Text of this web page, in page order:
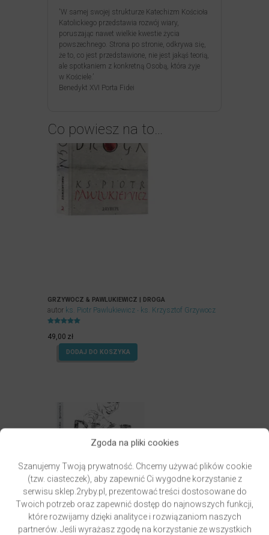
Zgoda na pliki cookies
Szanujemy Twoją prywatność. Chcemy używać plików cookie
(tzw. ciasteczek), aby zapewnić Ci wygodne korzystanie z
serwisu sklep.2ryby.pl, prezentować treści dostosowane do
Twoich potrzeb oraz zapewnić dostęp do najnowszych funkcji,
które rozwijamy dzięki analityce i rozwiązaniom naszych
partnerów. Jeśli wyrażasz zgodę na korzystanie ze wszystkich
'W samej swojej strukturze Katechizm Kościoła
Katolickiego przedstawia rozwój wiary,
poruszając nawet wielkie kwestie życia
powszechnego. Strona po stronie, odkrywa się,
że to, co jest przedstawione, nie jest jakąś teorią,
ale spotkaniem z konkretną Osobą, która żyje
w Kościele.’
Benedykt XVI Porta Fidei
Co powiesz na to…
GRZYWOCZ & PAWLUKIEWICZ | DROGA
autor ks. Piotr Pawlukiewicz ks. Krzysztof Grzywocz
5.00
na 5.
49,00 zł
DODAJ DO KOSZYKA